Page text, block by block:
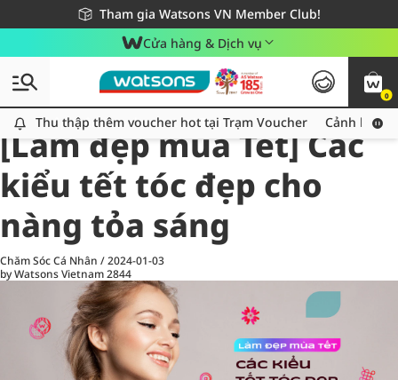
Tham gia Watsons VN Member Club!
Miễn phí giao hàng cho đơn hàng từ 249,000Đ
Giao hàng nhanh 24h - Áp dụng khu vực TP. Hồ Chí Minh
Cửa hàng & Dịch vụ
0
Thu thập thêm voucher hot tại Trạm Voucher
Thu thập thêm voucher hot tại Trạm Voucher Cảnh báo
All
Chăm Sóc Cá Nhân
[Làm đẹp mùa Tết] Các
kiểu tết tóc đẹp cho
nàng tỏa sáng
Chăm Sóc Cá Nhân /2024-01-03
by Watsons Vietnam2844